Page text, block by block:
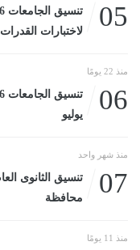
05
لاختبارات القدرات
منذ 22 يومًا
06
يوليو
منذ شهر واحد
07
محافظة
منذ 11 يومًا